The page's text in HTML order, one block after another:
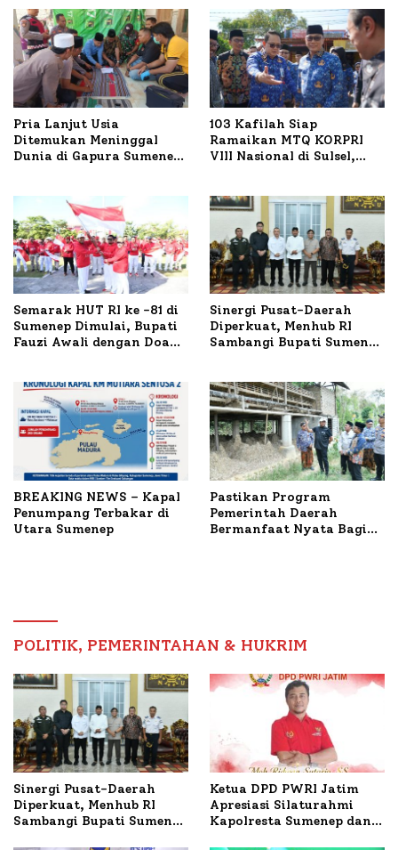
Pria Lanjut Usia
Ditemukan Meninggal
Dunia di Gapura Sumenep,
103 Kafilah Siap
Ramaikan MTQ KORPRI
VIII Nasional di Sulsel,
Semarak HUT RI ke -81 di
Sumenep Dimulai, Bupati
Fauzi Awali dengan Doa
Sinergi Pusat-Daerah
Diperkuat, Menhub RI
Sambangi Bupati Sumenep
BREAKING NEWS – Kapal
Penumpang Terbakar di
Utara Sumenep
Pastikan Program
Pemerintah Daerah
Bermanfaat Nyata Bagi
POLITIK, PEMERINTAHAN & HUKRIM
Sinergi Pusat-Daerah
Diperkuat, Menhub RI
Sambangi Bupati Sumenep
Ketua DPD PWRI Jatim
Apresiasi Silaturahmi
Kapolresta Sumenep dan